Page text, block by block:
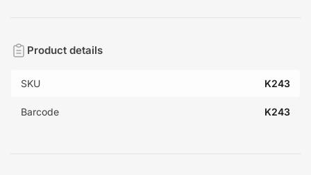
Product details
SKU K243
Barcode K243